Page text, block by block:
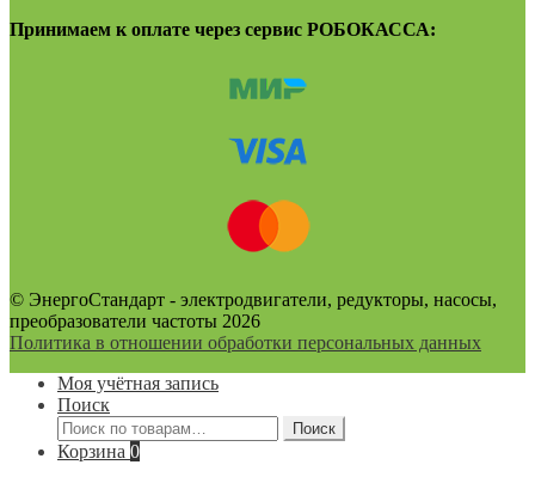
Принимаем к оплате через сервис РОБОКАССА:
© ЭнергоСтандарт - электродвигатели, редукторы, насосы,
преобразователи частоты 2026
Политика в отношении обработки персональных данных
Моя учётная запись
Поиск
Искать:
Поиск
Корзина 0